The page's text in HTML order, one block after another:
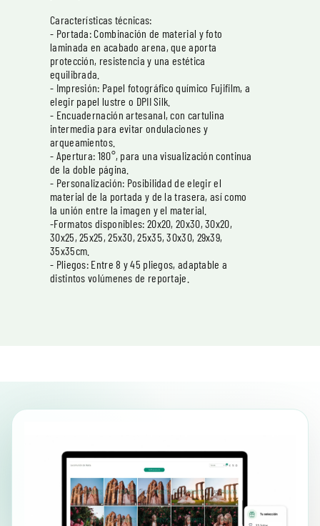
Características técnicas:
- Portada: Combinación de material y foto
laminada en acabado arena, que aporta
protección, resistencia y una estética
equilibrada.
- Impresión: Papel fotográfico químico Fujifilm, a
elegir papel lustre o DPII Silk.
- Encuadernación artesanal, con cartulina
intermedia para evitar ondulaciones y
arqueamientos.
- Apertura: 180°, para una visualización continua
de la doble página.
- Personalización: Posibilidad de elegir el
material de la portada y de la trasera, así como
la unión entre la imagen y el material.
-Formatos disponibles: 20x20, 20x30, 30x20,
30x25, 25x25, 25x30, 25x35, 30x30, 29x39,
35x35cm.
- Pliegos: Entre 8 y 45 pliegos, adaptable a
distintos volúmenes de reportaje.